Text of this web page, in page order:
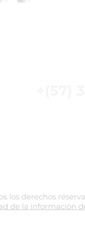
los derechos
de la información